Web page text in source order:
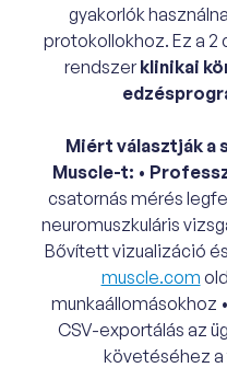
gyakorlók
protokollokhoz. Ez a
rendszerklinikai
Miért választják a
Muscle-t: •
csatornás mérés
neuromuszkuláris
Bővített vizualizáció
muscle.com
munkaállomásokhoz •
CSV-exportálás az
követéséhez a